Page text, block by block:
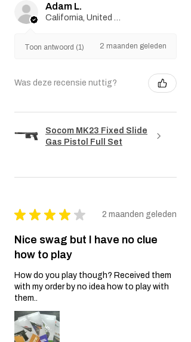
Adam L.
Toon antwoord (1) 2 maanden geleden
Was deze recensie nuttig?
Socom MK23 Fixed Slide
Gas Pistol Full Set
★ ★ ★ ★ ★ 2 maanden geleden
Nice swag but I have no clue
how to play
How do you play though? Received them
with my order by no idea how to play with
them..